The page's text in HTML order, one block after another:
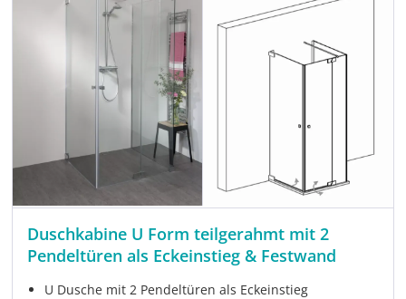
Duschkabine U Form teilgerahmt mit 2
Pendeltüren als Eckeinstieg & Festwand
U Dusche mit 2 Pendeltüren als Eckeinstieg